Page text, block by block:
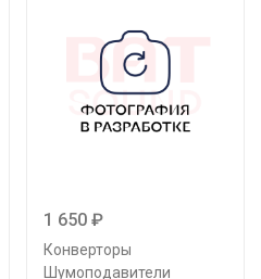
1 650 ₽
Конверторы
Шумоподавители